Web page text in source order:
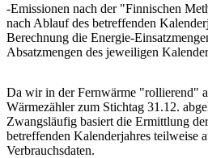
-Emissionen nach der "Finnischen
nach Ablauf des betreffenden
Berechnung die Energie-
Absatzmengen des jeweiligen
Da wir in der Fernwärme "rollierend"
Wärmezähler zum Stichtag 31.12.
Zwangsläufig basiert die Ermittlung
betreffenden Kalenderjahres teilweise
Verbrauchsdaten.